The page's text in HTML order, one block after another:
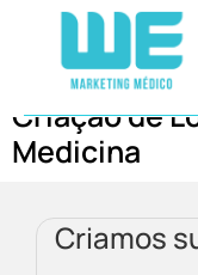
Criação de
Medicina
Criamos